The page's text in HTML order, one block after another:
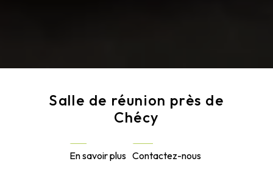
Salle de réunion près de
Chécy
En savoir plus Contactez-nous